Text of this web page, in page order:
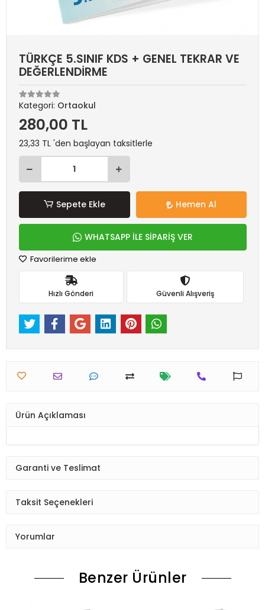
TÜRKÇE 5.SINIF KDS + GENEL TEKRAR VE
DEĞERLENDİRME
Kategori: Ortaokul
280,00 TL
23,33 TL 'den başlayan taksitlerle
Sepete Ekle Hemen Al
WHATSAPP İLE SİPARİŞ VER
Favorilerime ekle
Hızlı Gönderi Güvenli Alışveriş
Ürün Açıklaması
Garanti ve Teslimat
Taksit Seçenekleri
Yorumlar
Benzer Ürünler